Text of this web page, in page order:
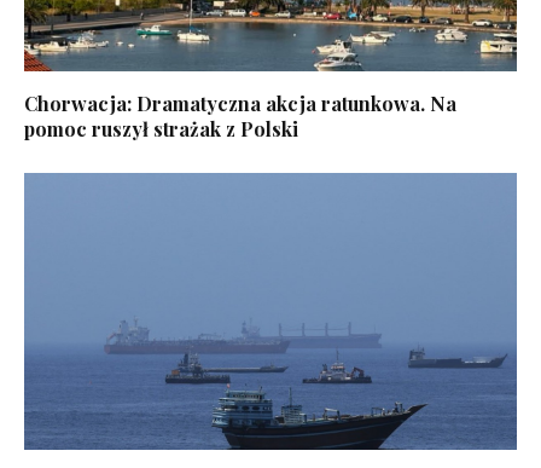
Chorwacja: Dramatyczna akcja ratunkowa. Na
pomoc ruszył strażak z Polski